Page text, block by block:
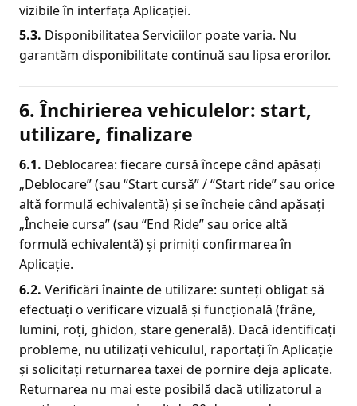
vizibile în interfața Aplicației.
5.3. Disponibilitatea Serviciilor poate varia. Nu
garantăm disponibilitate continuă sau lipsa erorilor.
6. Închirierea vehiculelor: start,
utilizare, finalizare
6.1. Deblocarea: fiecare cursă începe când apăsați
„Deblocare” (sau “Start cursă” / “Start ride” sau orice
altă formulă echivalentă) și se încheie când apăsați
„Încheie cursa” (sau “End Ride” sau orice altă
formulă echivalentă) și primiți confirmarea în
Aplicație.
6.2. Verificări înainte de utilizare: sunteți obligat să
efectuați o verificare vizuală și funcțională (frâne,
lumini, roți, ghidon, stare generală). Dacă identificați
probleme, nu utilizați vehiculul, raportați în Aplicație
și solicitați returnarea taxei de pornire deja aplicate.
Returnarea nu mai este posibilă dacă utilizatorul a